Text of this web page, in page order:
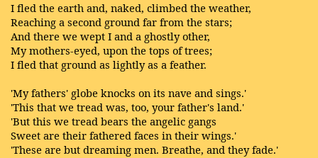
I fled the earth and, naked, climbed the weather,
Reaching a second ground far from the stars;
And there we wept I and a ghostly other,
My mothers-eyed, upon the tops of trees;
I fled that ground as lightly as a feather.
'My fathers' globe knocks on its nave and sings.'
'This that we tread was, too, your father's land.'
'But this we tread bears the angelic gangs
Sweet are their fathered faces in their wings.'
'These are but dreaming men. Breathe, and they fade.'